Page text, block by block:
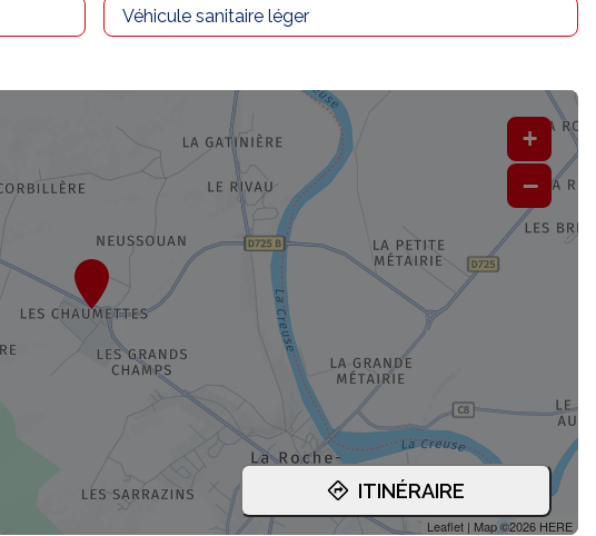
Véhicule sanitaire léger
+
−
Leaflet | Map ©2026 HERE
ITINÉRAIRE